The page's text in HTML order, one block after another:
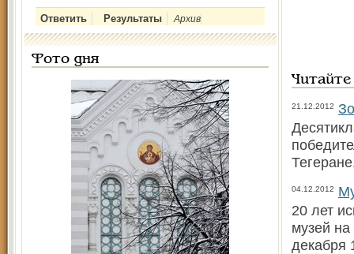
Архив
Фото дня
21.12.2012
04.12.2012
20 лет
музей
декабря